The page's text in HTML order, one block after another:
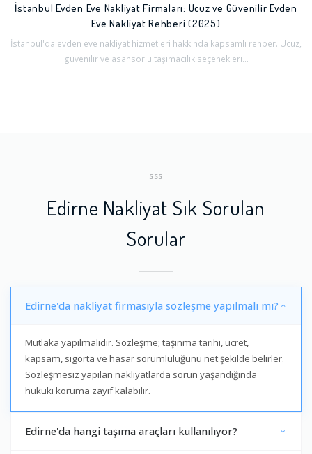
İstanbul Evden Eve Nakliyat Firmaları: Ucuz ve Güvenilir Evden
Eve Nakliyat Rehberi (2025)
İstanbul'da evden eve nakliyat hizmetleri hakkında kapsamlı rehber. Ucuz,
güvenilir ve asansörlü taşımacılık seçenekleri...
SSS
Edirne Nakliyat Sık Sorulan
Sorular
Edirne'da nakliyat firmasıyla sözleşme yapılmalı mı?
Mutlaka yapılmalıdır. Sözleşme; taşınma tarihi, ücret,
kapsam, sigorta ve hasar sorumluluğunu net şekilde belirler.
Sözleşmesiz yapılan nakliyatlarda sorun yaşandığında
hukuki koruma zayıf kalabilir.
Edirne'da hangi taşıma araçları kullanılıyor?